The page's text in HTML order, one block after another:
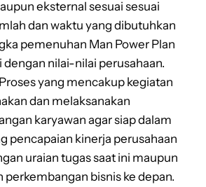
eksternal sesuai sesuai
dan waktu yang dibutuhkan
pemenuhan Man Power Plan
dengan nilai-nilai perusahaan.
yang mencakup kegiatan
dan melaksanakan
karyawan agar siap dalam
pencapaian kinerja perusahaan
uraian tugas saat ini maupun
perkembangan bisnis ke depan.